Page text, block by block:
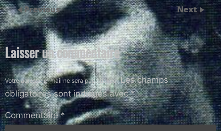
Previous Next
Laisser un commentaire
Votre adresse e-mail ne sera pas publiée. Les champs
obligatoires sont indiqués avec*
Commentaire*